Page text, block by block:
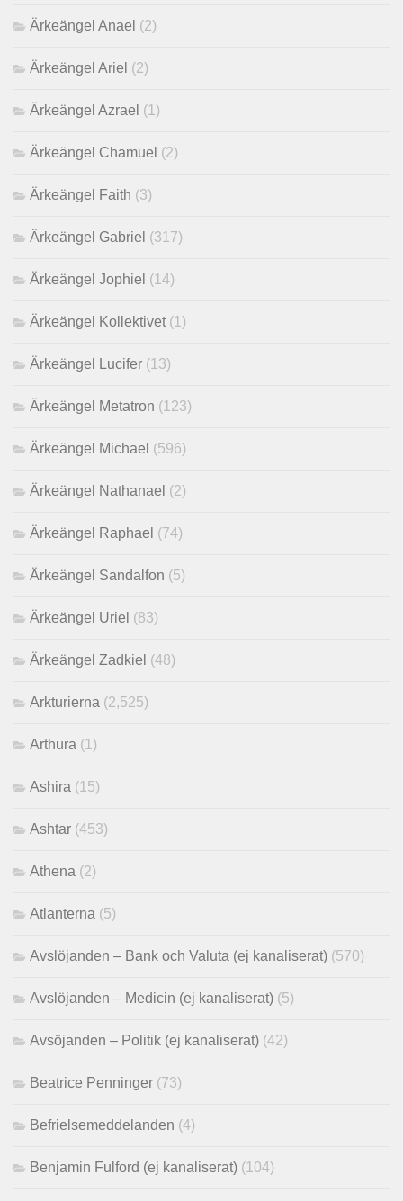
Ärkeängel Anael (2)
Ärkeängel Ariel (2)
Ärkeängel Azrael (1)
Ärkeängel Chamuel (2)
Ärkeängel Faith (3)
Ärkeängel Gabriel (317)
Ärkeängel Jophiel (14)
Ärkeängel Kollektivet (1)
Ärkeängel Lucifer (13)
Ärkeängel Metatron (123)
Ärkeängel Michael (596)
Ärkeängel Nathanael (2)
Ärkeängel Raphael (74)
Ärkeängel Sandalfon (5)
Ärkeängel Uriel (83)
Ärkeängel Zadkiel (48)
Arkturierna (2,525)
Arthura (1)
Ashira (15)
Ashtar (453)
Athena (2)
Atlanterna (5)
Avslöjanden – Bank och Valuta (ej kanaliserat) (570)
Avslöjanden – Medicin (ej kanaliserat) (5)
Avsöjanden – Politik (ej kanaliserat) (42)
Beatrice Penninger (73)
Befrielsemeddelanden (4)
Benjamin Fulford (ej kanaliserat) (104)